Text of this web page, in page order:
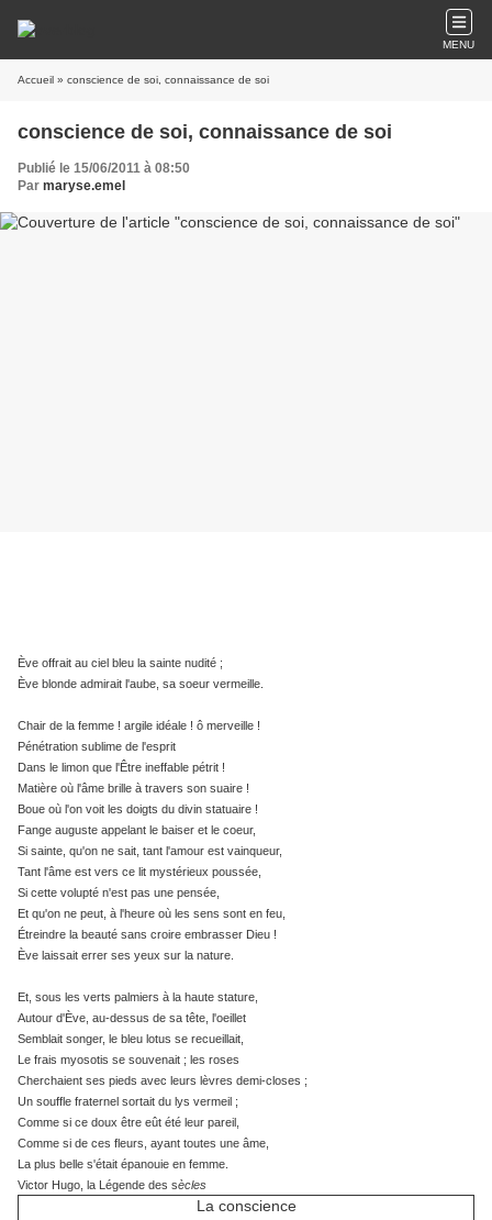
MENU
Accueil » conscience de soi, connaissance de soi
conscience de soi, connaissance de soi
Publié le 15/06/2011 à 08:50
Par maryse.emel
Ève offrait au ciel bleu la sainte nudité ;
Ève blonde admirait l'aube, sa soeur vermeille.
Chair de la femme ! argile idéale ! ô merveille !
Pénétration sublime de l'esprit
Dans le limon que l'Être ineffable pétrit !
Matière où l'âme brille à travers son suaire !
Boue où l'on voit les doigts du divin statuaire !
Fange auguste appelant le baiser et le coeur,
Si sainte, qu'on ne sait, tant l'amour est vainqueur,
Tant l'âme est vers ce lit mystérieux poussée,
Si cette volupté n'est pas une pensée,
Et qu'on ne peut, à l'heure où les sens sont en feu,
Étreindre la beauté sans croire embrasser Dieu !
Ève laissait errer ses yeux sur la nature.
Et, sous les verts palmiers à la haute stature,
Autour d'Ève, au-dessus de sa tête, l'oeillet
Semblait songer, le bleu lotus se recueillait,
Le frais myosotis se souvenait ; les roses
Cherchaient ses pieds avec leurs lèvres demi-closes ;
Un souffle fraternel sortait du lys vermeil ;
Comme si ce doux être eût été leur pareil,
Comme si de ces fleurs, ayant toutes une âme,
La plus belle s'était épanouie en femme.
Victor Hugo, la Légende des sècles
La conscience